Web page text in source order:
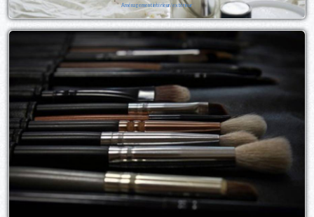
Aménagement intérieur/extérieur